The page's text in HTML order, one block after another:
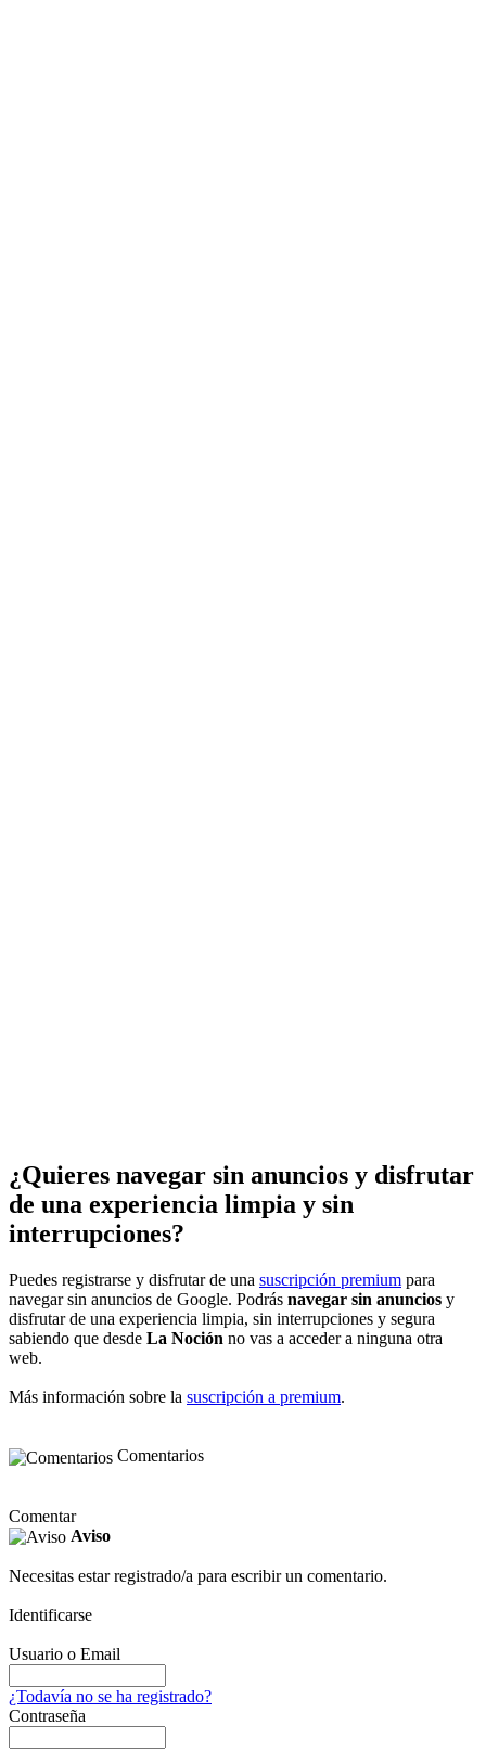
¿Quieres navegar sin anuncios y disfrutar
de una experiencia limpia y sin
interrupciones?
Puedes registrarse y disfrutar de una suscripción premium para
navegar sin anuncios de Google. Podrás navegar sin anuncios y
disfrutar de una experiencia limpia, sin interrupciones y segura
sabiendo que desde La Noción no vas a acceder a ninguna otra
web.
Más información sobre la suscripción a premium.
Comentarios
Comentar
Aviso
Necesitas estar registrado/a para escribir un comentario.
Identificarse
Usuario o Email
¿Todavía no se ha registrado?
Contraseña